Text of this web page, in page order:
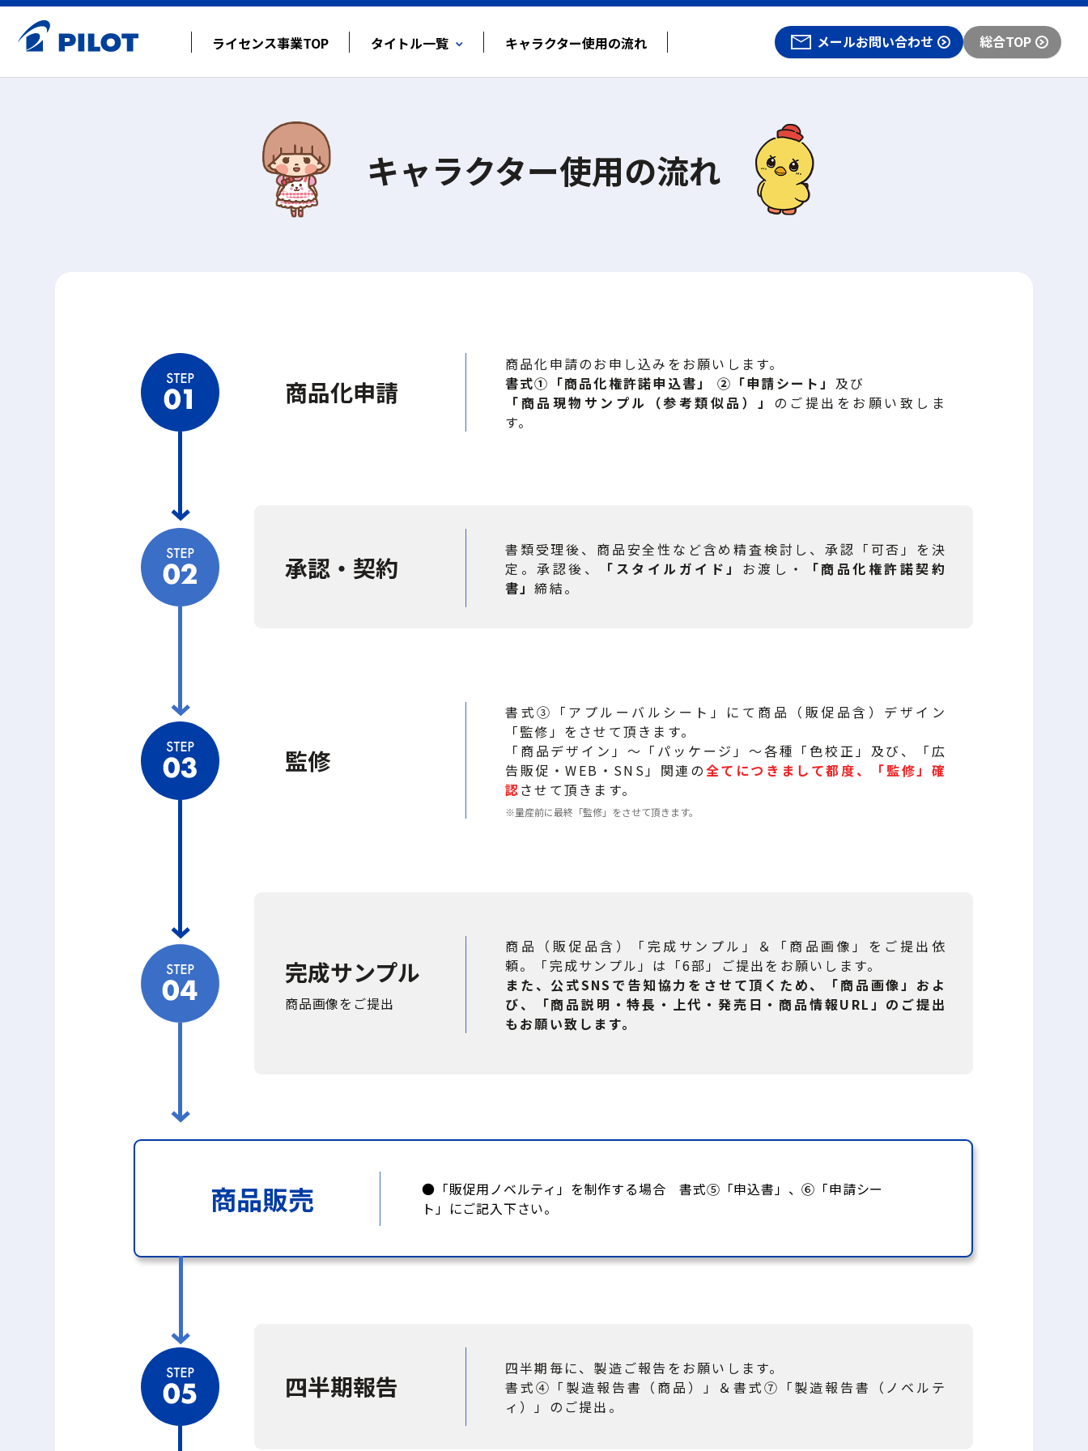
メールお問い合わせ 総合TOP
ライセンス事業TOP タイトル一覧
ゆるかわメルちゃん
キャラクター使用の流れ
キャラクター使用の流れ
キャラクター使用の流れ詳細
商品化申請
商品化申請のお申し込みをお願いします。
書式①「商品化権許諾申込書」 ②「申請シート」 及び
「商品現物サンプル（参考類似品）」 のご提出をお願い致しま
す。
承認・契約
書類受理後、商品安全性など含め精査検討し、承認「可否」を決
定。承認後、
「スタイルガイド」 お渡し・
「商品化権許諾契約
書」締結。
監修
書式③「アプルーバルシート」にて商品（販促品含）デザイン
「監修」をさせて頂きます。
「商品デザイン」～「パッケージ」～各種「色校正」及び、「広
告販促・WEB・SNS」関連の全てにつきまして都度、「監修」確
認させて頂きます。
※量産前に最終「監修」をさせて頂きます。
完成サンプル
商品画像をご提出
商品（販促品含）「完成サンプル」＆「商品画像」をご提出依
頼。「完成サンプル」は「6部」ご提出をお願いします。
また、公式SNSで告知協力をさせて頂くため、「商品画像」およ
び、「商品説明・特長・上代・発売日・商品情報URL」のご提出
もお願い致します。
商品販売
●「販促用ノベルティ」を制作する場合 書式⑤「申込書」、⑥「申請シー
ト」にご記入下さい。
四半期報告
四半期毎に、製造ご報告をお願いします。
書式④「製造報告書（商品）」＆書式⑦「製造報告書（ノベルテ
ィ）」のご提出。